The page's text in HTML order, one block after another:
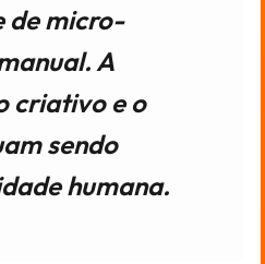
de micro-
A
criativo e o
sendo
humana.